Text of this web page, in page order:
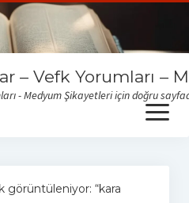
– Vefk Yorumları –
- Medyum Şikayetleri için doğru
open
menu
görüntüleniyor: “kara